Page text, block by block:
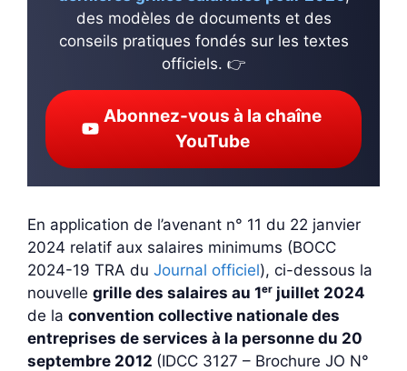
des modèles de documents et des
conseils pratiques fondés sur les textes
officiels. 👉
Abonnez-vous à la chaîne
YouTube
En application de l’avenant n° 11 du 22 janvier
2024 relatif aux salaires minimums (BOCC
2024-19 TRA du Journal officiel), ci-dessous la
nouvelle grille des salaires au 1ᵉʳ juillet 2024
de la convention collective nationale des
entreprises de services à la personne du 20
septembre 2012 (IDCC 3127 – Brochure JO N°